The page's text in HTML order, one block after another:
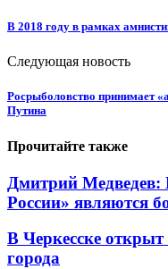
В 2018 году в рамках
Следующая новость
Росрыболовство принимает
Путина
Прочитайте также
Дмитрий
России» являются
В Черкесске открыт
города